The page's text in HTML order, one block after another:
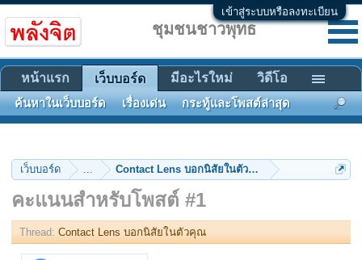
เข้าสู่ระบบหรือลงทะเบียน
เว็บบอร์ด ... Contact Lens บอกนิสัยในตัวคุณ
คะแนนสำหรับโพสต์ #1
Thread: Contact Lens บอกนิสัยในตัวคุณ
ชุมชนชาวพุทธ
หน้าแรก เว็บบอร์ด
ค้นหาในเว็บบอร์ด เรื่องเด่น กระทู้และโพสต์ล่าสุด
มีอะไรใหม่ วิดีโอ